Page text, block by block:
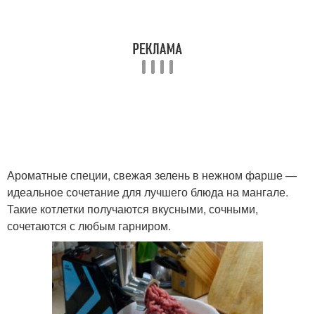
Ароматные специи, свежая зелень в нежном фарше —
идеальное сочетание для лучшего блюда на мангале.
Такие котлетки получаются вкусными, сочными,
сочетаются с любым гарниром.